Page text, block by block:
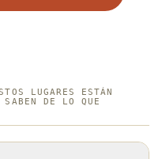
LUGARES ESTÁN
SABEN DE LO QUE